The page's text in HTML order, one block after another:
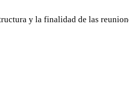
y la finalidad de las